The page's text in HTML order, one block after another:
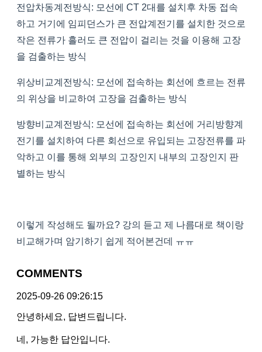
전압차동계전방식: 모선에 CT 2대를 설치후 차동 접속
하고 거기에 임피던스가 큰 전압계전기를 설치한 것으로
작은 전류가 흘러도 큰 전압이 걸리는 것을 이용해 고장
을 검출하는 방식
위상비교계전방식: 모선에 접속하는 회선에 흐르는 전류
의 위상을 비교하여 고장을 검출하는 방식
방향비교계전방식: 모선에 접속하는 회선에 거리방향계
전기를 설치하여 다른 회선으로 유입되는 고장전류를 파
악하고 이를 통해 외부의 고장인지 내부의 고장인지 판
별하는 방식
이렇게 작성해도 될까요? 강의 듣고 제 나름대로 책이랑
비교해가며 암기하기 쉽게 적어본건데 ㅠㅠ
COMMENTS
2025-09-26 09:26:15
안녕하세요, 답변드립니다.
네, 가능한 답안입니다.